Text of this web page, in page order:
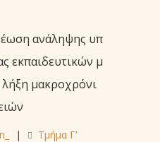
ανάληψης υπ
εκπαιδευτικών μ
λήξη μακροχρόνι
|
Τμήμα Γ’